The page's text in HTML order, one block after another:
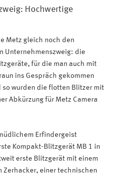
Hochwertige
Metz gleich noch den
Unternehmenszweig: die
für die man auch mit
ins Gespräch gekommen
so wurden die flotten Blitzer mit
Abkürzung für Metz Camera
Erfindergeist
Kompakt-Blitzgerät MB 1 in
erste Blitzgerät mit einem
Zerhacker, einer technischen